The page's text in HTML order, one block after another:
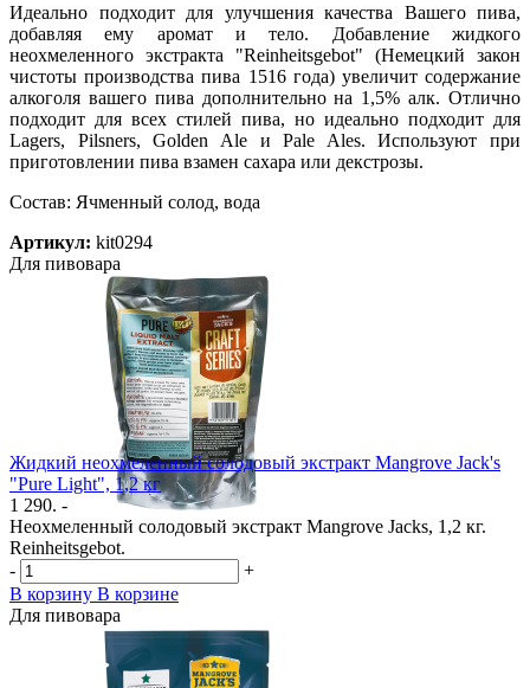
Идеально подходит для улучшения качества Вашего пива,
добавляя ему аромат и тело. Добавление жидкого
неохмеленного экстракта "Reinheitsgebot" (Немецкий закон
чистоты производства пива 1516 года) увеличит содержание
алкоголя вашего пива дополнительно на 1,5% алк. Отлично
подходит для всех стилей пива, но идеально подходит для
Lagers, Pilsners, Golden Ale и Pale Ales. Используют при
приготовлении пива взамен сахара или декстрозы.
Состав: Ячменный солод, вода
Артикул: kit0294
Для пивовара
Жидкий неохмеленный солодовый экстракт Mangrove Jack's
"Pure Light", 1,2 кг
1 290. -
Неохмеленный солодовый экстракт Mangrove Jacks, 1,2 кг.
Reinheitsgebot.
-
+
В корзину В корзине
Для пивовара